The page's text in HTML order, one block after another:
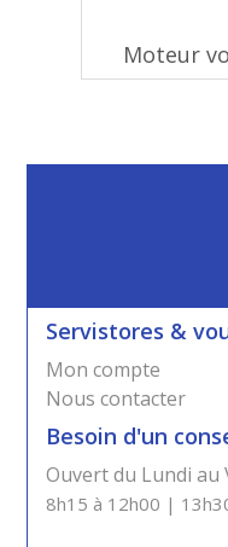
Moteur
Servistores &
Mon compte
Nous contacter
Besoin d'un
Ouvert du Lundi au
8h15 à 12h00 |